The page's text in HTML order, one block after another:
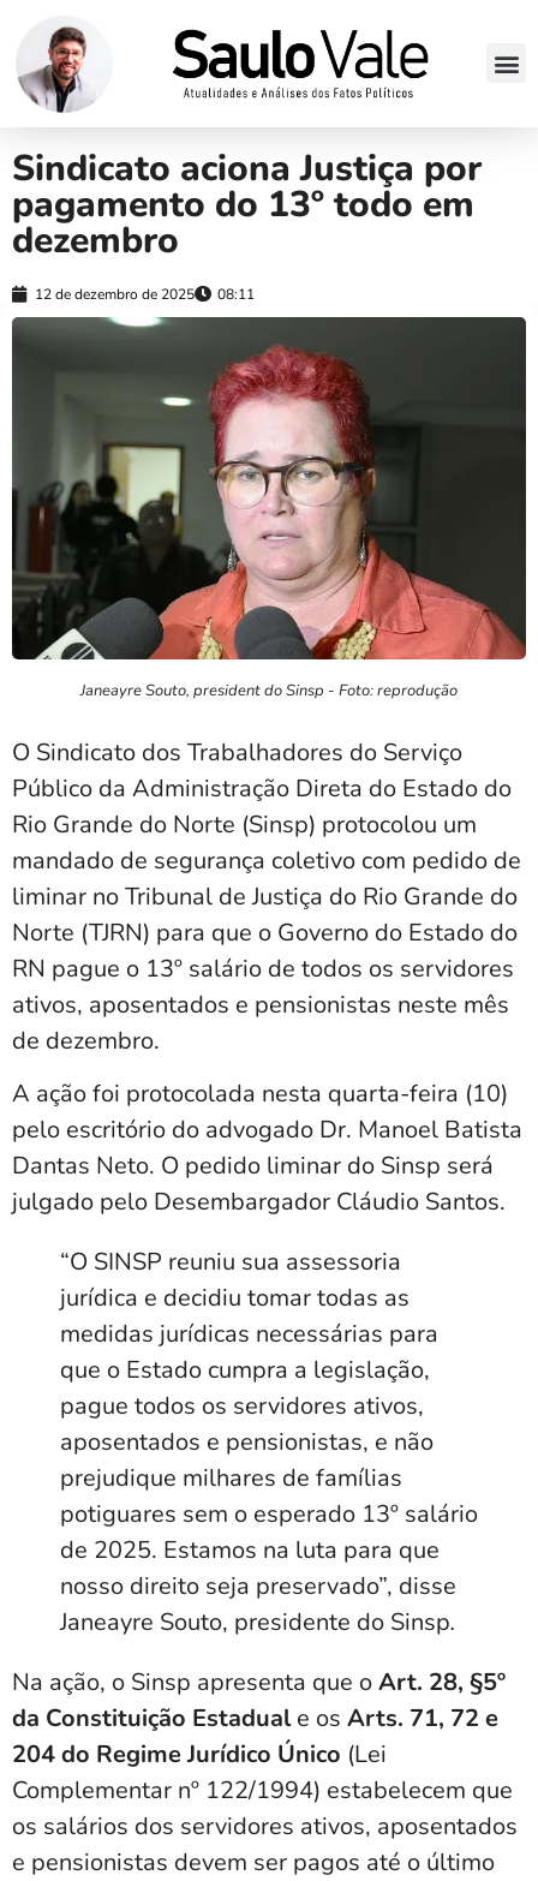
Sindicato aciona Justiça por
pagamento do 13º todo em
dezembro
12 de dezembro de 2025 08:11
Janeayre Souto, president do Sinsp - Foto: reprodução
O Sindicato dos Trabalhadores do Serviço
Público da Administração Direta do Estado do
Rio Grande do Norte (Sinsp) protocolou um
mandado de segurança coletivo com pedido de
liminar no Tribunal de Justiça do Rio Grande do
Norte (TJRN) para que o Governo do Estado do
RN pague o 13º salário de todos os servidores
ativos, aposentados e pensionistas neste mês
de dezembro.
A ação foi protocolada nesta quarta-feira (10)
pelo escritório do advogado Dr. Manoel Batista
Dantas Neto. O pedido liminar do Sinsp será
julgado pelo Desembargador Cláudio Santos.
“O SINSP reuniu sua assessoria
jurídica e decidiu tomar todas as
medidas jurídicas necessárias para
que o Estado cumpra a legislação,
pague todos os servidores ativos,
aposentados e pensionistas, e não
prejudique milhares de famílias
potiguares sem o esperado 13º salário
de 2025. Estamos na luta para que
nosso direito seja preservado”, disse
Janeayre Souto, presidente do Sinsp.
Na ação, o Sinsp apresenta que oArt. 28, §5º
da Constituição Estaduale os Arts. 71, 72 e
204 do Regime Jurídico Único (Lei
Complementar nº 122/1994) estabelecem que
os salários dos servidores ativos, aposentados
e pensionistas devem ser pagos até o último